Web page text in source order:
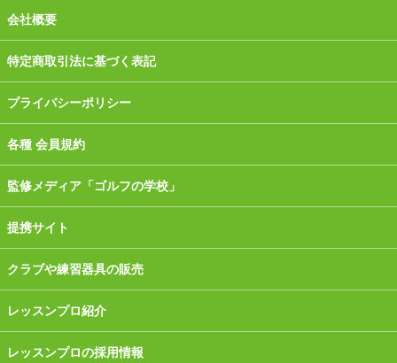
会社概要
特定商取引法に基づく表記
プライバシーポリシー
各種 会員規約
監修メディア「ゴルフの学校」
提携サイト
クラブや練習器具の販売
レッスンプロ紹介
レッスンプロの採用情報